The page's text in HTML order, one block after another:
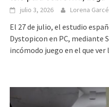
julio 3, 2026 Lorena
El 27 de julio, el estudio
Dystopicon en PC, mediante
incómodo juego en el que ver